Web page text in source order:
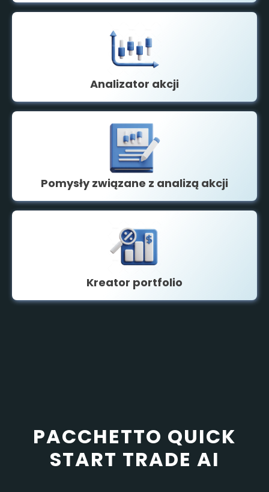
Analizator akcji
Pomysły związane z analizą akcji
Kreator portfolio
PACCHETTO QUICK
START TRADE AI